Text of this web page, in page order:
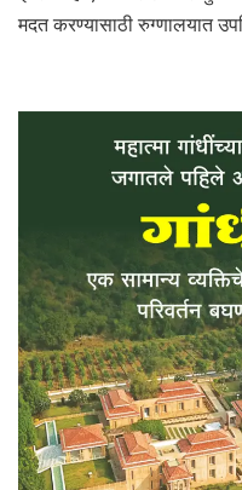
मदत करण्यासाठी रुग्णालयात